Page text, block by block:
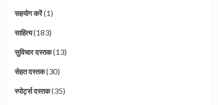
सहयोग करें(1)
साहित्य(183)
सुविचार दस्तक(13)
सेहत दस्तक(30)
स्पोर्ट्स दस्तक(35)